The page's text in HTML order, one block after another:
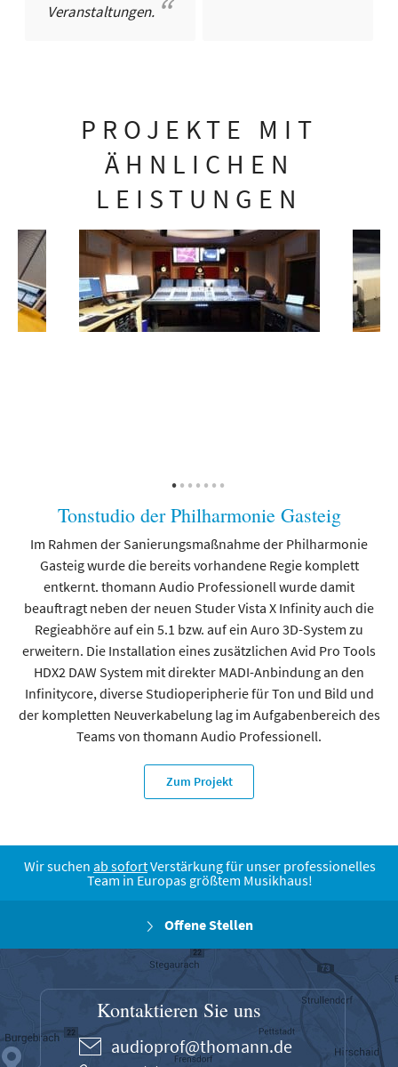
Veranstaltungen.
PROJEKTE MIT
ÄHNLICHEN
LEISTUNGEN
Tonstudio der Philharmonie Gasteig
Im Rahmen der Sanierungsmaßnahme der Philharmonie
Gasteig wurde die bereits vorhandene Regie komplett
entkernt. thomann Audio Professionell wurde damit
beauftragt neben der neuen Studer Vista X Infinity auch die
Regieabhöre auf ein 5.1 bzw. auf ein Auro 3D-System zu
erweitern. Die Installation eines zusätzlichen Avid Pro Tools
HDX2 DAW System mit direkter MADI-Anbindung an den
Infinitycore, diverse Studioperipherie für Ton und Bild und
der kompletten Neuverkabelung lag im Aufgabenbereich des
Teams von thomann Audio Professionell.
Zum Projekt
Wir suchen ab sofortVerstärkung für unser professionelles
Team in Europas größtem Musikhaus!
Offene Stellen
Kontaktieren Sie uns
audioprof@thomann.de